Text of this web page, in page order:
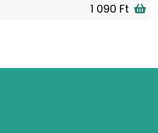
1 090 Ft